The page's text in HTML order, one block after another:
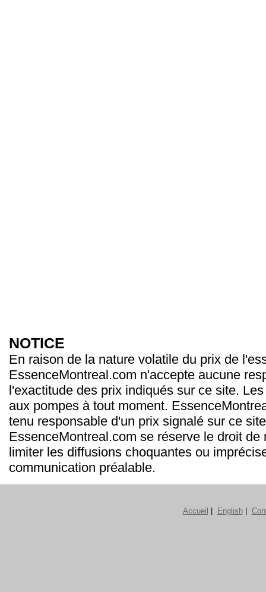
NOTICE
En raison de la nature volatile du prix de
EssenceMontreal.com n'accepte aucune
l'exactitude des prix indiqués sur ce site.
aux pompes à tout moment.
tenu responsable d'un prix signalé sur ce
EssenceMontreal.com se réserve le droit de
limiter les diffusions choquantes ou
communication préalable.
Accueil English|